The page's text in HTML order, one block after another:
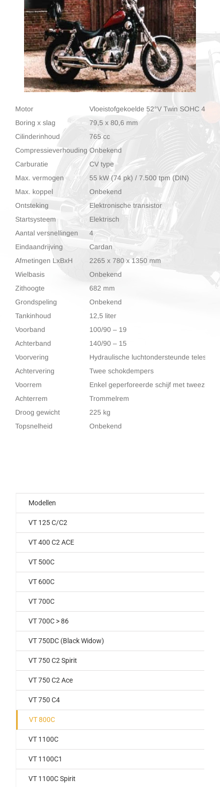
Motor
Vloeistofgekoelde 52°V Twin SOHC 4-
Boring x slag
79,5 x 80,6 mm
Cilinderinhoud
765 cc
Compressieverhouding Onbekend
Carburatie
CV type
Max. vermogen
55 kW (74 pk) / 7.500 tpm (DIN)
Max. koppel
Onbekend
Ontsteking
Elektronische transistor
Startsysteem
Elektrisch
Aantal versnellingen
4
Eindaandrijving
Cardan
Afmetingen LxBxH
2265 x 780 x 1350 mm
Wielbasis
Onbekend
Zithoogte
682 mm
Grondspeling
Onbekend
Tankinhoud
12,5 liter
Voorband
100/90 – 19
Achterband
140/90 – 15
Voorvering
Hydraulische luchtondersteunde
Achtervering
Twee schokdempers
Voorrem
Enkel geperforeerde schijf met
Achterrem
Trommelrem
Droog gewicht
225 kg
Topsnelheid
Onbekend
Modellen
VT 125 C/C2
VT 400 C2 ACE
VT 500C
VT 600C
VT 700C
VT 700C > 86
VT 750DC (Black Widow)
VT 750 C2 Spirit
VT 750 C2 Ace
VT 750 C4
VT 800C
VT 1100C
VT 1100C1
VT 1100C Spirit